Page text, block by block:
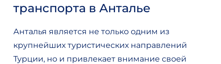
транспорта в Анталье
Анталья является не только одним из
крупнейших туристических направлений
Турции, но и привлекает внимание своей